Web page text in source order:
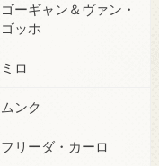
ゴーギャン＆ヴァン・
ゴッホ
ミロ
ムンク
フリーダ・カーロ